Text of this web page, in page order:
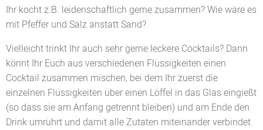
Ihr kocht z.B. leidenschaftlich gerne zusammen? Wie wäre es
mit Pfeffer und Salz anstatt Sand?
Vielleicht trinkt Ihr auch sehr gerne leckere Cocktails? Dann
könnt Ihr Euch aus verschiedenen Flüssigkeiten einen
Cocktail zusammen mischen, bei dem Ihr zuerst die
einzelnen Flüssigkeiten über einen Löffel in das Glas eingießt
(so dass sie am Anfang getrennt bleiben) und am Ende den
Drink umrührt und damit alle Zutaten miteinander verbindet.